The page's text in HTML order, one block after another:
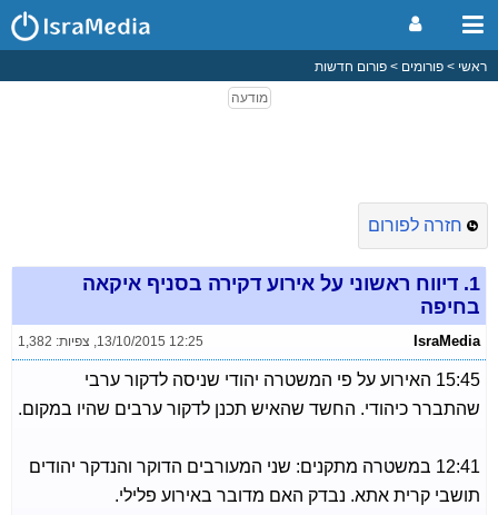
ראשי פורומים פורום חדשות
חזרה לפורום
1. דיווח ראשוני על אירוע דקירה בסניף איקאה
בחיפה
IsraMedia
13/10/2015 12:25
, צפיות: 1,382
15:45 האירוע על פי המשטרה יהודי שניסה לדקור ערבי
שהתברר כיהודי. החשד שהאיש תכנן לדקור ערבים שהיו במקום.
12:41 במשטרה מתקנים: שני המעורבים הדוקר והנדקר יהודים
תושבי קרית אתא. נבדק האם מדובר באירוע פלילי.